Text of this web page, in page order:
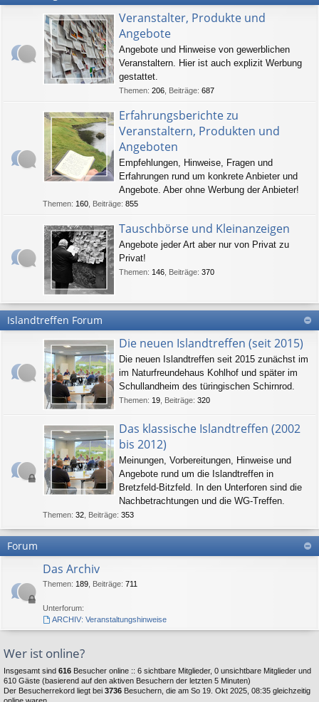
Veranstalter, Produkte und
Angebote
Angebote und Hinweise von gewerblichen
Veranstaltern. Hier ist auch explizit Werbung
gestattet.
Themen: 206 Beiträge: 687
Erfahrungsberichte zu
Veranstaltern, Produkten und
Angeboten
Empfehlungen, Hinweise, Fragen und
Erfahrungen rund um konkrete Anbieter und
Angebote. Aber ohne Werbung der Anbieter!
Themen: 160 Beiträge: 855
Tauschbörse und Kleinanzeigen
Angebote jeder Art aber nur von Privat zu
Privat!
Themen: 146 Beiträge: 370
Islandtreffen Forum
Die neuen Islandtreffen (seit 2015)
Die neuen Islandtreffen seit 2015 zunächst im
im Naturfreundehaus Kohlhof und später im
Schullandheim des türingischen Schirnrod.
Themen: 19 Beiträge: 320
Das klassische Islandtreffen (2002
bis 2012)
Meinungen, Vorbereitungen, Hinweise und
Angebote rund um die Islandtreffen in
Bretzfeld-Bitzfeld. In den Unterforen sind die
Nachbetrachtungen und die WG-Treffen.
Themen: 32 Beiträge: 353
Forum
Das Archiv
Themen: 189 Beiträge: 711
Unterforum:
ARCHIV: Veranstaltungshinweise
Wer ist online?
Insgesamt sind 616 Besucher online :: 6 sichtbare Mitglieder, 0 unsichtbare Mitglieder und
610 Gäste (basierend auf den aktiven Besuchern der letzten 5 Minuten)
Der Besucherrekord liegt bei 3736 Besuchern, die am So 19. Okt 2025, 08:35 gleichzeitig